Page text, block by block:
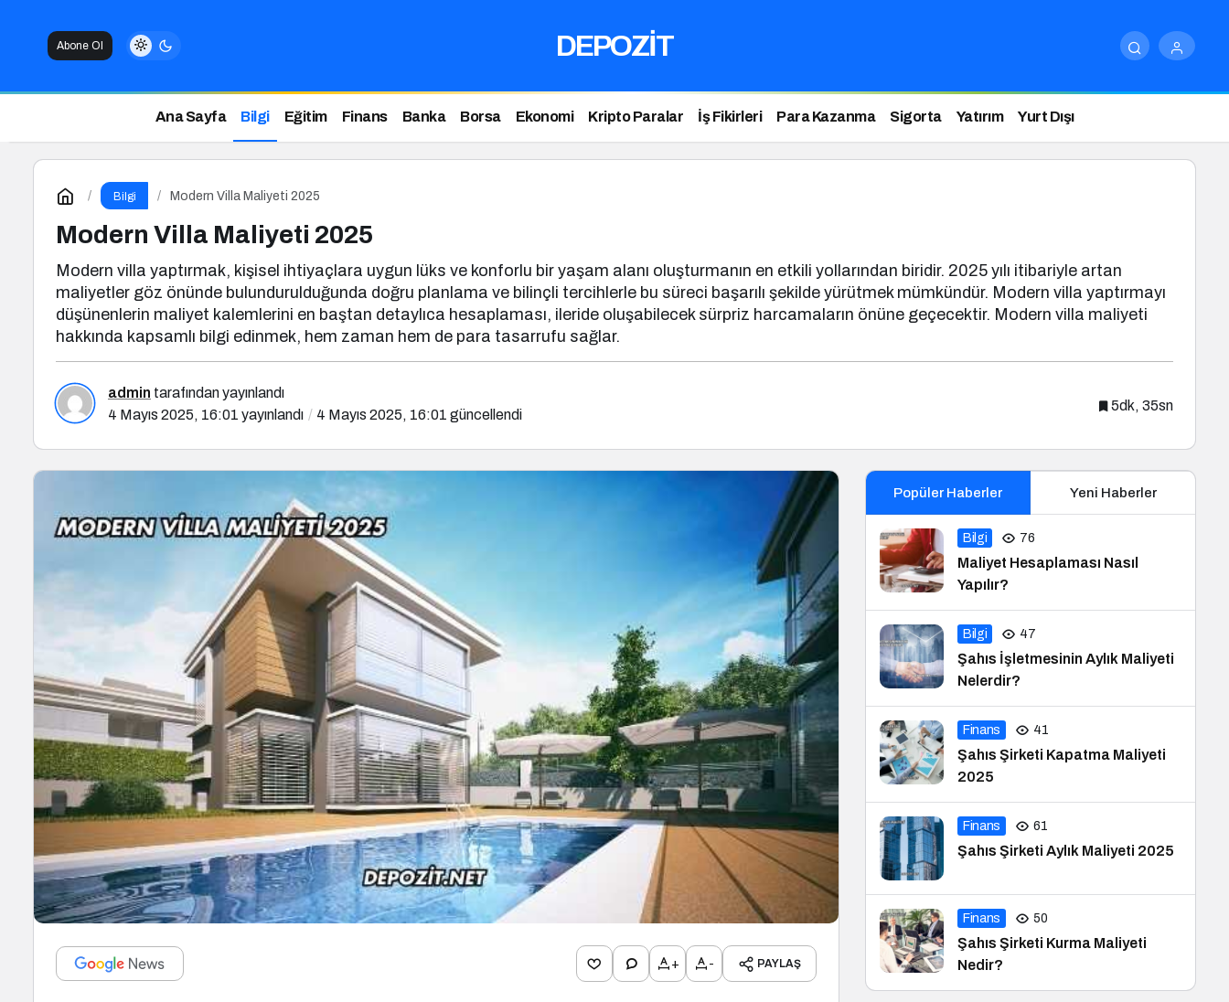
Abone Ol DEPOZİT
Ana Sayfa Bilgi Eğitim Finans Banka Borsa Ekonomi Kripto Paralar İş Fikirleri Para Kazanma Sigorta Yatırım Yurt Dışı
Bilgi Modern Villa Maliyeti 2025
Modern Villa Maliyeti 2025
Modern villa yaptırmak, kişisel ihtiyaçlara uygun lüks ve konforlu bir yaşam alanı oluşturmanın en etkili yollarından biridir. 2025 yılı itibariyle artan
maliyetler göz önünde bulundurulduğunda doğru planlama ve bilinçli tercihlerle bu süreci başarılı şekilde yürütmek mümkündür. Modern villa yaptırmayı
düşünenlerin maliyet kalemlerini en baştan detaylıca hesaplaması, ileride oluşabilecek sürpriz harcamaların önüne geçecektir. Modern villa maliyeti
hakkında kapsamlı bilgi edinmek, hem zaman hem de para tasarrufu sağlar.
admin tarafından yayınlandı
4 Mayıs 2025, 16:01 yayınlandı 4 Mayıs 2025, 16:01 güncellendi
5dk, 35sn
+ - PAYLAŞ
Popüler Haberler Yeni Haberler
Bilgi 76
Maliyet Hesaplaması Nasıl
Yapılır?
Bilgi 47
Şahıs İşletmesinin Aylık Maliyeti
Nelerdir?
Finans 41
Şahıs Şirketi Kapatma Maliyeti
2025
Finans 61
Şahıs Şirketi Aylık Maliyeti 2025
Finans 50
Şahıs Şirketi Kurma Maliyeti
Nedir?